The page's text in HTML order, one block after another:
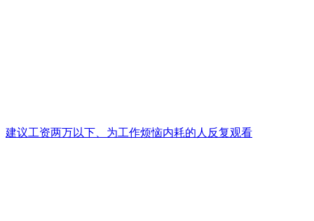
建议工资两万以下、为工作烦恼内耗的人反复观看